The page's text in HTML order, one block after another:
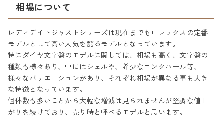
相場について
レディデイトジャストシリーズは現在までもロレックスの定番
モデルとして高い人気を誇るモデルとなっています。
特にダイヤ文字盤のモデルに関しては、相場も高く、文字盤の
種類も様々あり、中にはシェルや、希少なコンクパール等、
様々なバリエーションがあり、それぞれ相場が異なる事も大き
な特徴となっています。
個体数も多いことから大幅な増減は見られませんが堅調な値上
がりを続けており、売り時と呼べるモデルと思います。